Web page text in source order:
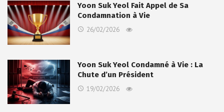
Yoon Suk Yeol Fait Appel de Sa
Condamnation à Vie
26/02/2026
Yoon Suk Yeol Condamné à Vie : La
Chute d’un Président
19/02/2026